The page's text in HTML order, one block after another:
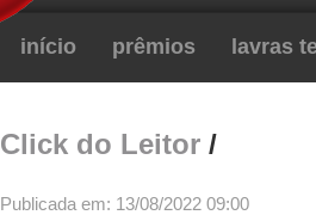
início prêmios lavras
Click do Leitor /
Publicada em: 13/08/2022 09:00